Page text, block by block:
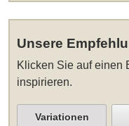
Unsere
Klicken Sie auf einen
inspirieren.
Variationen